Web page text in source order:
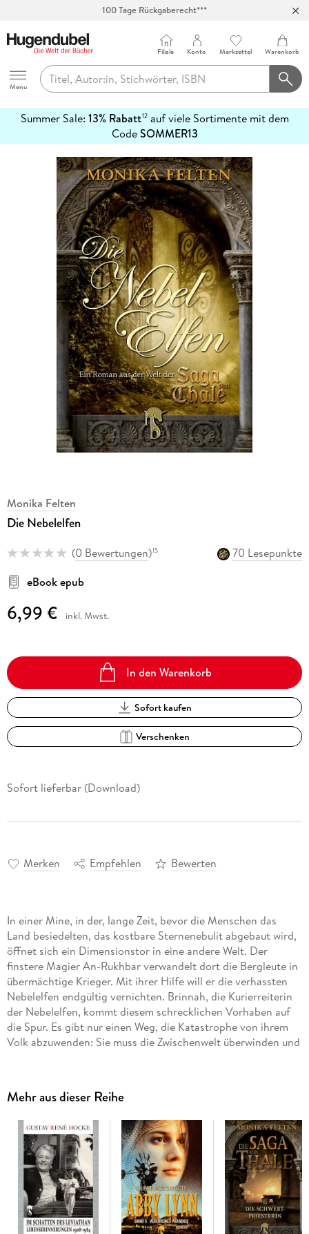
Hugendubel
Menu
Filiale Konto Merkzettel Warenkorb
Summer Sale: 13% Rabatt12auf viele Sortimente mit dem
CodeSOMMER13
erfahren
Monika Felten
Die Nebelelfen
(0 Bewertungen)15
70 Lesepunkte
eBook epub
6,99 € inkl. Mwst.
In den Warenkorb
Sofort kaufen
Verschenken
Sofort lieferbar (Download)
Merken Empfehlen Bewerten
In einer Mine, in der, lange Zeit, bevor die Menschen das
Land besiedelten, das kostbare Sternenebulit abgebaut wird,
öffnet sich ein Dimensionstor in eine andere Welt. Der
finstere Magier An-Rukhbar verwandelt dort die Bergleute in
übermächtige Krieger. Mit ihrer Hilfe will er die verhassten
Nebelelfen endgültig vernichten. Brinnah, die Kurierreiterin
der Nebelelfen, kommt diesem schrecklichen Vorhaben auf
die Spur. Es gibt nur einen Weg, die Katastrophe von ihrem
Volk abzuwenden: Sie muss die Zwischenwelt überwinden und
geheimnisvolle Welt der Nebelelfen zurück und offenbart das
letzte Geheimnis der Saga von Thale.
Mehr aus dieser Reihe